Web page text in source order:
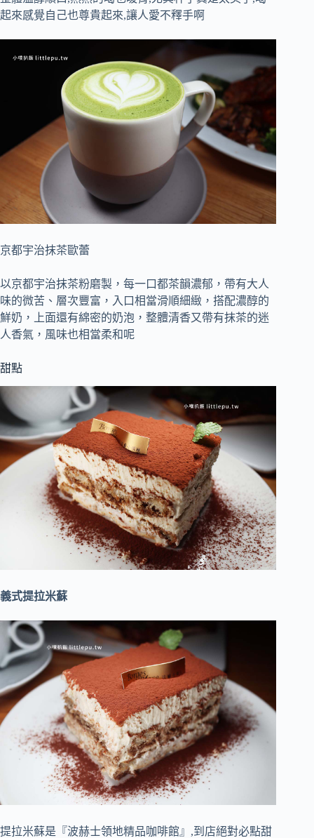
起來感覺自己也尊貴起來,讓人愛不釋手啊
京都宇治抹茶歐蕾
以京都宇治抹茶粉磨製，每一口都茶韻濃郁，帶有大人
味的微苦、層次豐富，入口相當滑順細緻，搭配濃醇的
鮮奶，上面還有綿密的奶泡，整體清香又帶有抹茶的迷
人香氣，風味也相當柔和呢
甜點
義式提拉米蘇
提拉米蘇是『波赫士領地精品咖啡館』,到店絕對必點甜